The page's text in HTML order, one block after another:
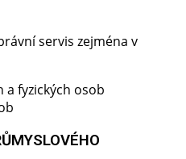
servis zejména v
a fyzických osob